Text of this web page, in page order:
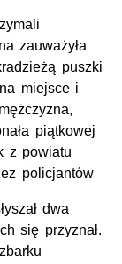
zauważyła
puszki
miejsce i
piątkowej
z powiatu
policjantów
dwa
się przyznał.